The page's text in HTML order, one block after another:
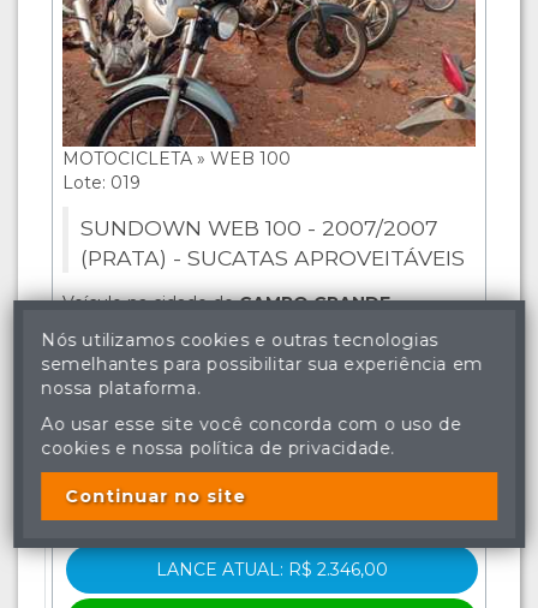
MOTOCICLETA » WEB 100
Lote: 019
SUNDOWN WEB 100 - 2007/2007
(PRATA) - SUCATAS APROVEITÁVEIS
Veículo na cidade deCAMPO GRANDE.
ARREMATADO
Lances
7
VER DETALHES
LANCE ATUAL: R$ 2.346,00
Nós utilizamos cookies e outras tecnologias
semelhantes para possibilitar sua experiência em
nossa plataforma.
Ao usar esse site você concorda com o uso de
cookies e nossa política de privacidade.
Continuar no site